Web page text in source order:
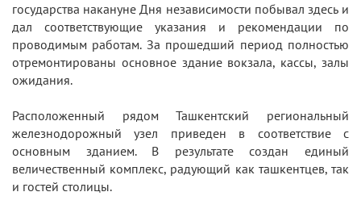
государства накануне Дня независимости побывал здесь и
дал соответствующие указания и рекомендации по
проводимым работам. За прошедший период полностью
отремонтированы основное здание вокзала, кассы, залы
ожидания.
Расположенный рядом Ташкентский региональный
железнодорожный узел приведен в соответствие с
основным зданием. В результате создан единый
величественный комплекс, радующий как ташкентцев, так
и гостей столицы.